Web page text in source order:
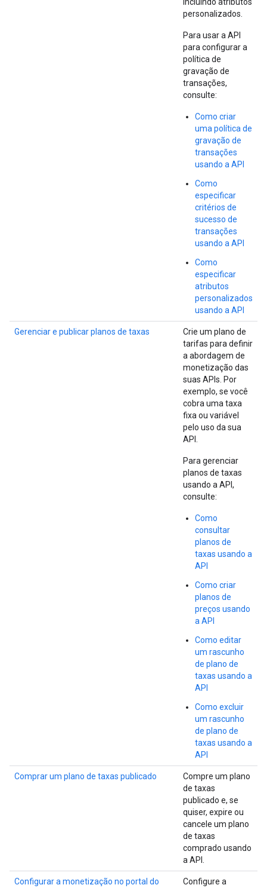
personalizados.
Para usar a API
para configurar a
política de
gravação de
transações,
consulte:
Como criar
uma política de
gravação de
transações
usando a API
Como
especificar
critérios de
sucesso de
transações
usando a API
Como
especificar
atributos
personalizados
usando a API
Gerenciar e publicar planos de taxas
Crie um plano de
tarifas para definir
a abordagem de
monetização das
suas APIs. Por
exemplo, se você
cobra uma taxa
fixa ou variável
pelo uso da sua
API.
Para gerenciar
planos de taxas
usando a API,
consulte:
Como
consultar
planos de
taxas usando a
API
Como criar
planos de
preços usando
a API
Como editar
um rascunho
de plano de
taxas usando a
API
Como excluir
um rascunho
de plano de
taxas usando a
API
Comprar um plano de taxas publicado
Compre um plano
de taxas
publicado e, se
quiser, expire ou
cancele um plano
de taxas
comprado usando
a API.
Configurar a monetização no portal do
Configure a